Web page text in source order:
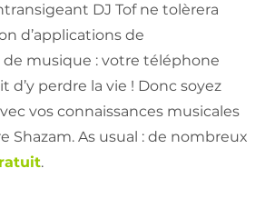
DJ Tof ne tolèrera
d’applications de
de musique : votre téléphone
d’y perdre la vie ! Donc soyez
vos connaissances musicales
Shazam. As usual : de nombreux
.